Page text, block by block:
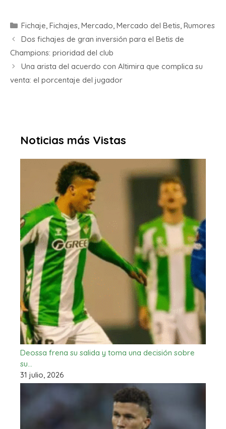
Fichaje, Fichajes, Mercado, Mercado del Betis, Rumores
Dos fichajes de gran inversión para el Betis de
Champions: prioridad del club
Una arista del acuerdo con Altimira que complica su
venta: el porcentaje del jugador
Noticias más Vistas
Deossa frena su salida y toma una decisión sobre
su…
31 julio, 2026